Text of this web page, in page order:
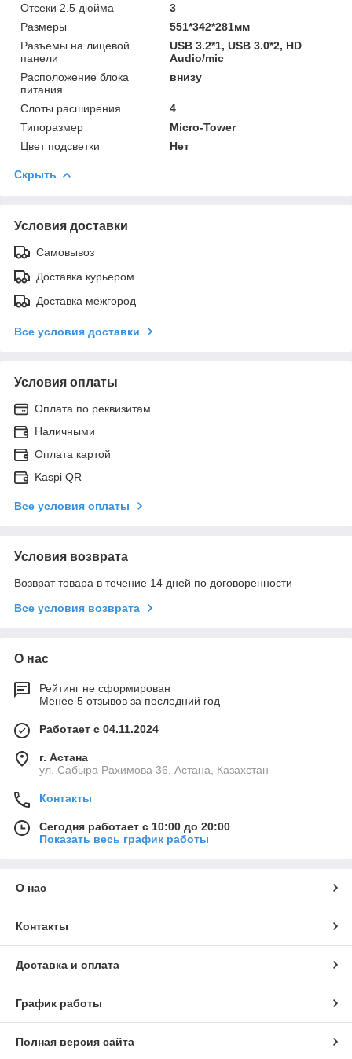
Отсеки 2.5 дюйма
3
Размеры
551*342*281мм
Разъемы на лицевой
панели
USB 3.2*1, USB 3.0*2, HD
Audio/mic
Расположение блока
питания
внизу
Слоты расширения
4
Типоразмер
Micro-Tower
Цвет подсветки
Нет
Скрыть
Условия доставки
Самовывоз
Доставка курьером
Доставка межгород
Все условия доставки
Условия оплаты
Оплата по реквизитам
Наличными
Оплата картой
Kaspi QR
Все условия оплаты
Условия возврата
Возврат товара в течение 14 дней по договоренности
Все условия возврата
О нас
Рейтинг не сформирован
Менее 5 отзывов за последний год
Работает с 04.11.2024
г. Астана
ул. Сабыра Рахимова 36, Астана, Казахстан
Контакты
Сегодня работает с 10:00 до 20:00
Показать весь график работы
О нас
Контакты
Доставка и оплата
График работы
Полная версия сайта